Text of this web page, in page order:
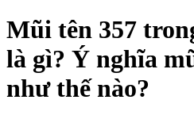
Mũi tên 357
là gì? Ý nghĩa
như thế nào?